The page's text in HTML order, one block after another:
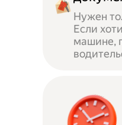
Нужен
Если
машине,